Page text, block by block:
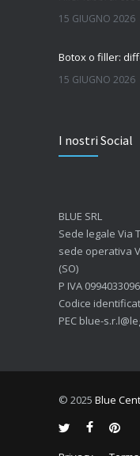
15 GIUGNO 2026
15 GIUGNO 2026
7 GIUGNO 2026
I nostri Social
BLUE SRL
Sede legale Via
sede operativa
(SO)
P IVA
Codice
PEC blue-
© 2025 Blue